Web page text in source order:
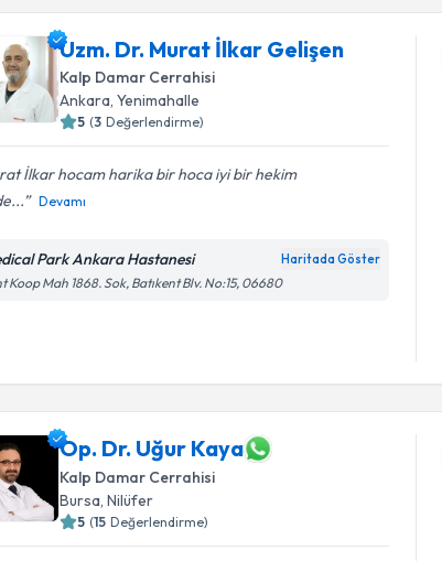
Uzm. Dr. Murat İlkar Gelişen
Kalp Damar Cerrahisi
Ankara,Yenimahalle
5 (3 Değerlendirme)
İlkar hocam harika bir hoca iyi bir hekim
Devamı
Park Ankara Hastanesi Haritada Göster
Koop Mah 1868. Sok, Batıkent Blv. No:15, 06680
Op. Dr. Uğur Kaya
Kalp Damar Cerrahisi
Bursa ,Nilüfer
5 (15 Değerlendirme)